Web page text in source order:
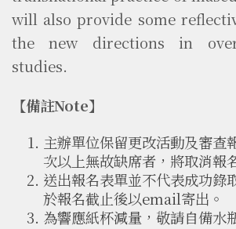
will also provide some
the new directions in
studies.
【備註Note】
主辦單位保留更改活動及審查
次以上無故缺席者，將取消報
送出報名表單並不代表成功錄
於報名截止後以email寄出。
為響應紙杯減量，敬請自備水